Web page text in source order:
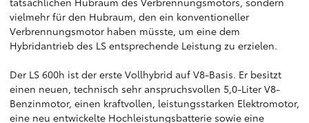
vielmehr für den Hubraum, den ein konventioneller
Verbrennungsmotor haben müsste, um eine dem
Hybridantrieb des LS entsprechende Leistung zu erzielen.
Der LS 600h ist der erste Vollhybrid auf V8-Basis. Er besitzt
einen neuen, technisch sehr anspruchsvollen 5,0-Liter V8-
Benzinmotor, einen kraftvollen, leistungsstarken Elektromotor,
eine neu entwickelte Hochleistungsbatterie sowie eine